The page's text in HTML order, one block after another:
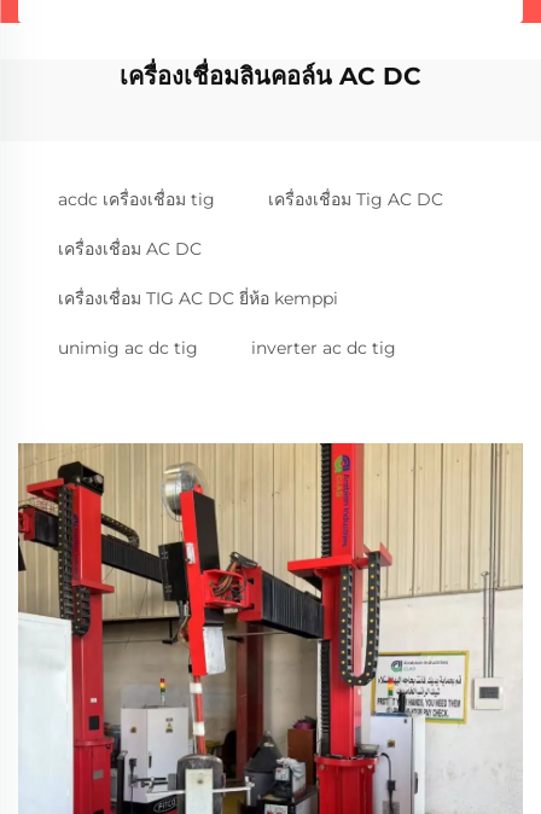
เครื่องเชื่อมลินคอล์น AC DC
acdc เครื่องเชื่อม tig เครื่องเชื่อม Tig AC DC
เครื่องเชื่อม AC DC
เครื่องเชื่อม TIG AC DC ยี่ห้อ kemppi
unimig ac dc tig inverter ac dc tig